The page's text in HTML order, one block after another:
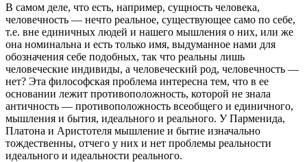
В самом деле, что есть, например, сущность человека,
человечность — нечто реальное, существующее само по себе,
т.е. вне единичных людей и нашего мышления о них, или же
она номинальна и есть только имя, выдуманное нами для
обозначения себе подобных, так что реальны лишь
человеческие индивиды, а человеческий род, человечность —
нет? Эта философская проблема интересна тем, что в ее
основании лежит противоположность, которой не знала
античность — противоположность всеобщего и единичного,
мышления и бытия, идеального и реального. У Парменида,
Платона и Аристотеля мышление и бытие изначально
тождественны, отчего у них и нет проблемы реальности
идеального и идеальности реального.